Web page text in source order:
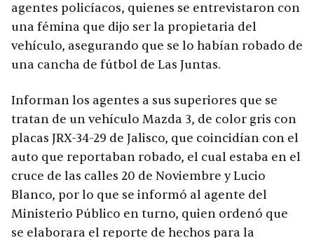
agentes policíacos, quienes se entrevistaron con
una fémina que dijo ser la propietaria del
vehículo, asegurando que se lo habían robado de
una cancha de fútbol de Las Juntas.
Informan los agentes a sus superiores que se
tratan de un vehículo Mazda 3, de color gris con
placas JRX-34-29 de Jalisco, que coincidían con el
auto que reportaban robado, el cual estaba en el
cruce de las calles 20 de Noviembre y Lucio
Blanco, por lo que se informó al agente del
Ministerio Público en turno, quien ordenó que
se elaborara el reporte de hechos para la